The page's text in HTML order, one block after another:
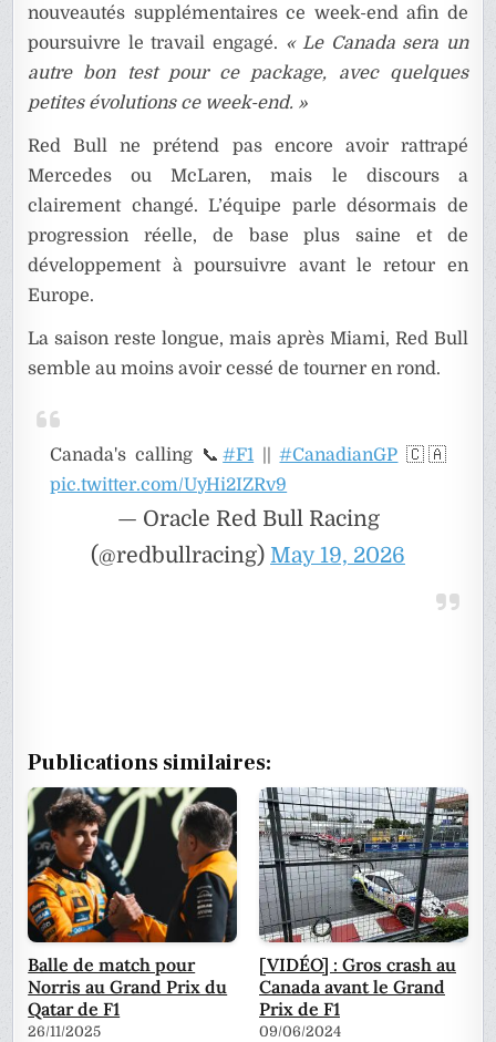
nouveautés supplémentaires ce week-end afin de
poursuivre le travail engagé. « Le Canada sera un
autre bon test pour ce package, avec quelques
petites évolutions ce week-end. »
Red Bull ne prétend pas encore avoir rattrapé
Mercedes ou McLaren, mais le discours a
clairement changé. L’équipe parle désormais de
progression réelle, de base plus saine et de
développement à poursuivre avant le retour en
Europe.
La saison reste longue, mais après Miami, Red Bull
semble au moins avoir cessé de tourner en rond.
Canada's calling 📞#F1 ||#CanadianGP 🇨🇦
pic.twitter.com/UyHi2IZRv9
— Oracle Red Bull Racing
(@redbullracing) May 19, 2026
Publications similaires:
Balle de match pour
Norris au Grand Prix du
Qatar de F1
26/11/2025
[VIDÉO] : Gros crash au
Canada avant le Grand
Prix de F1
09/06/2024